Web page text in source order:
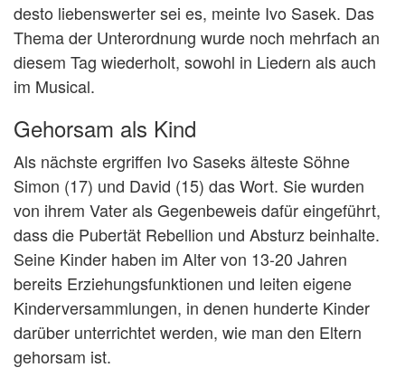
desto liebenswerter sei es, meinte Ivo Sasek. Das
Thema der Unterordnung wurde noch mehrfach an
diesem Tag wiederholt, sowohl in Liedern als auch
im Musical.
Gehorsam als Kind
Als nächste ergriffen Ivo Saseks älteste Söhne
Simon (17) und David (15) das Wort. Sie wurden
von ihrem Vater als Gegenbeweis dafür eingeführt,
dass die Pubertät Rebellion und Absturz beinhalte.
Seine Kinder haben im Alter von 13-20 Jahren
bereits Erziehungsfunktionen und leiten eigene
Kinderversammlungen, in denen hunderte Kinder
darüber unterrichtet werden, wie man den Eltern
gehorsam ist.